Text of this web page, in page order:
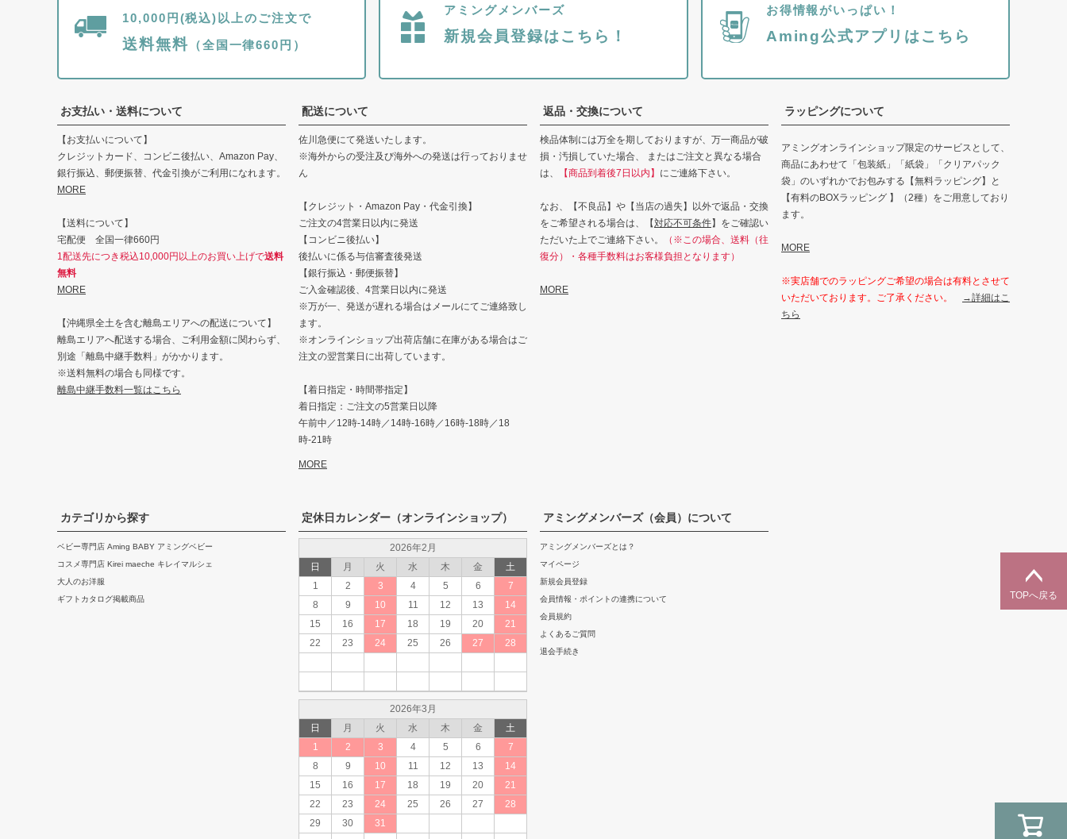
TOPへ戻る
10,000円(税込)以上のご注文で
送料無料 （全国一律660円）
アミングメンバーズ
新規会員登録はこちら！
お得情報がいっぱい！
Aming公式アプリはこちら
お支払い・送料について
【お支払いについて】
クレジットカード、コンビニ後払い、Amazon Pay、
銀行振込、郵便振替、代金引換がご利用になれます。
MORE
【送料について】
宅配便 全国一律660円
1配送先につき税込10,000円以上のお買い上げで送料
無料
MORE
【沖縄県全土を含む離島エリアへの配送について】
離島エリアへ配送する場合、ご利用金額に関わらず、
別途「離島中継手数料」がかかります。
※送料無料の場合も同様です。
離島中継手数料一覧はこちら
配送について
佐川急便にて発送いたします。
※海外からの受注及び海外への発送は行っておりませ
ん
【クレジット・Amazon Pay・代金引換】
ご注文の4営業日以内に発送
【コンビニ後払い】
後払いに係る与信審査後発送
【銀行振込・郵便振替】
ご入金確認後、4営業日以内に発送
※万が一、発送が遅れる場合はメールにてご連絡致し
ます。
※オンラインショップ出荷店舗に在庫がある場合はご
注文の翌営業日に出荷しています。
【着日指定・時間帯指定】
着日指定：ご注文の5営業日以降
午前中／12時-14時／14時-16時／16時-18時／18
時-21時
MORE
返品・交換について
検品体制には万全を期しておりますが、万一商品が破
損・汚損していた場合、 またはご注文と異なる場合
は、
【商品到着後7日以内】 にご連絡下さい。
なお、【不良品】や【当店の過失】以外で返品・交換
をご希望される場合は、【対応不可条件】をご確認い
ただいた上でご連絡下さい。
（※この場合、送料（往
復分）・各種手数料はお客様負担となります）
MORE
ラッピングについて
アミングオンラインショップ限定のサービスとして、
商品にあわせて「包装紙」「紙袋」「クリアパック
袋」のいずれかでお包みする【無料ラッピング】と
【有料のBOXラッピング 】（2種）をご用意しており
ます。
MORE
※実店舗でのラッピングご希望の場合は有料とさせて
いただいております。ご了承ください。
→詳細はこ
ちら
カテゴリから探す
ベビー専門店 Aming BABY アミングベビー
コスメ専門店 Kirei maeche キレイマルシェ
大人のお洋服
ギフトカタログ掲載商品
定休日カレンダー（オンラインショップ）
2026年2月
日
月 火 水 木 金
土
1
2 3 4 5 6
7
8
9 10 11 12 13
14
15
16 17 18 19 20
21
22
23 24 25 26 27 28
2026年3月
日
月 火 水 木 金
土
1
2 3 4 5 6
7
8
9 10 11 12 13
14
15
16 17 18 19 20
21
22
23 24 25 26 27
28
29
30 31
アミングメンバーズ（会員）について
アミングメンバーズとは？
マイページ
新規会員登録
会員情報・ポイントの連携について
会員規約
よくあるご質問
退会手続き